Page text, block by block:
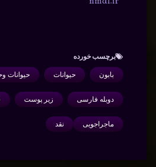
برچسب‌ خورده
بابون حیوانات حیوانات
دوبله فارسی زیر پوست
ماجراجویی نقد